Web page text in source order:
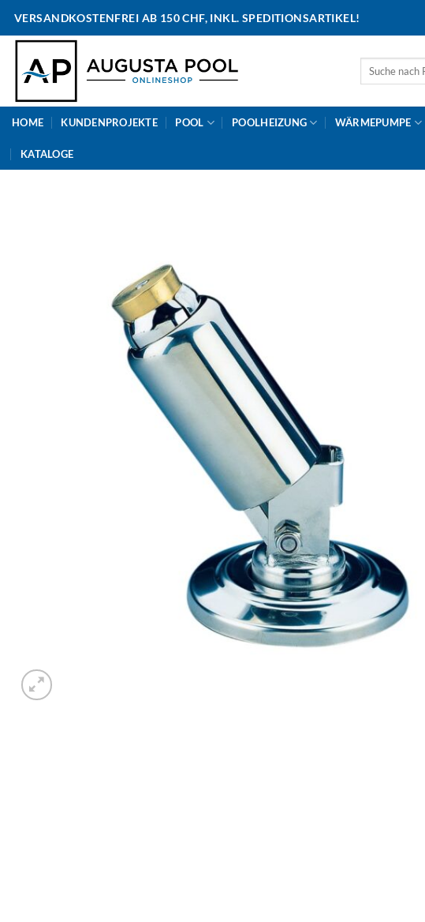
VERSANDKOSTENFREI AB 150 CHF, INKL. SPEDITIONSARTIKEL!
Suche
HOME KUNDENPROJEKTE POOL POOLHEIZUNG WÄRMEPUMPE
KATALOGE